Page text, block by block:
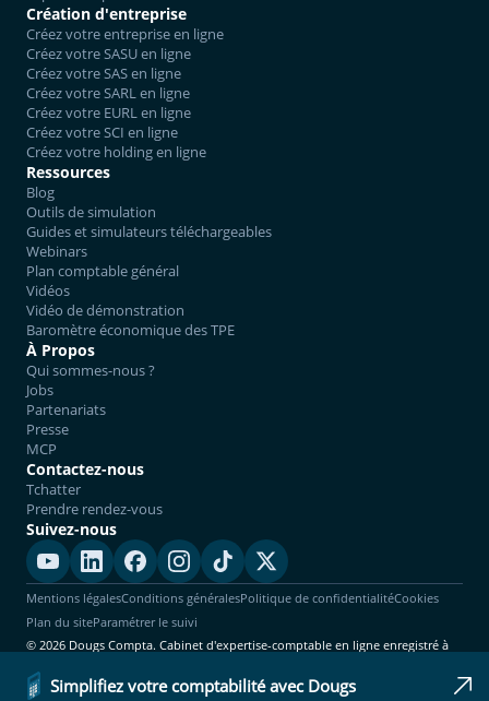
Simplifiez votre comptabilité avec Dougs
Création d'entreprise
Créez votre entreprise en ligne
Créez votre SASU en ligne
Créez votre SAS en ligne
Créez votre SARL en ligne
Créez votre EURL en ligne
Créez votre SCI en ligne
Créez votre holding en ligne
Ressources
Blog
Outils de simulation
Guides et simulateurs téléchargeables
Webinars
Plan comptable général
Vidéos
Vidéo de démonstration
Baromètre économique des TPE
À Propos
Qui sommes-nous ?
Jobs
Partenariats
Presse
MCP
Contactez-nous
Tchatter
Prendre rendez-vous
Suivez-nous
Mentions légalesConditions généralesPolitique de confidentialitéCookies
Plan du siteParamétrer le suivi
© 2026 Dougs Compta. Cabinet d'expertise-comptable en ligne enregistré à
l'Ordre. Tous droits réservés.